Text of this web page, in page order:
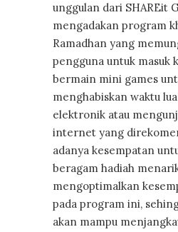
unggulan dari SHAREit
mengadakan program
Ramadhan yang
pengguna untuk masuk
bermain mini games
menghabiskan waktu
elektronik atau
internet yang
adanya kesempatan
beragam hadiah
mengoptimalkan
pada program ini,
akan mampu